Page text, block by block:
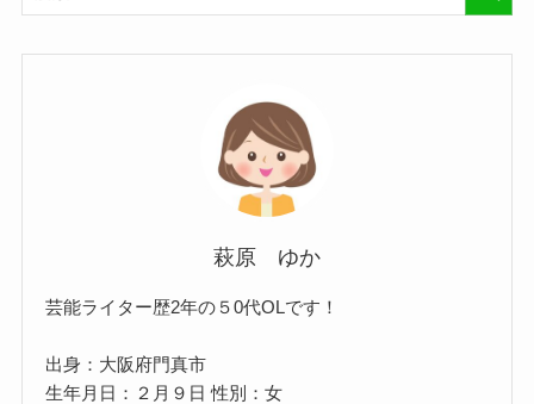
萩原 ゆか
芸能ライター歴2年の５0代OLです！
出身：大阪府門真市
生年月日：２月９日 性別：女